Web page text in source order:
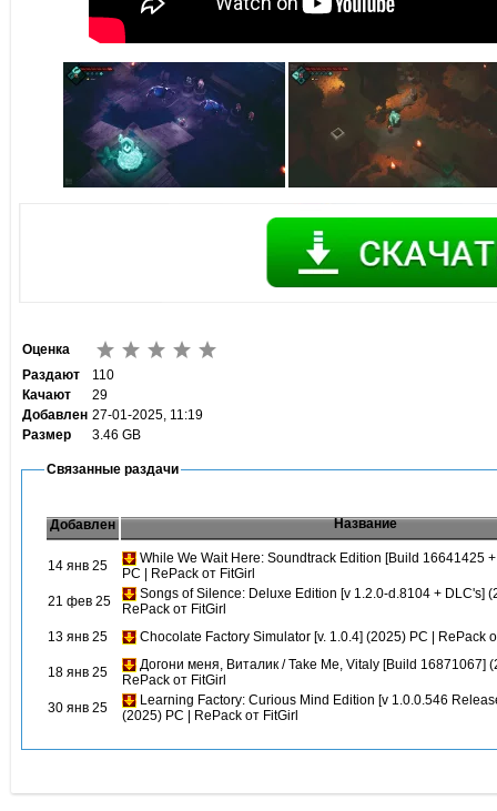
Оценка
Раздают
110
Качают
29
Добавлен 27-01-2025, 11:19
Размер
3.46 GB
Связанные раздачи
Добавлен Название
14 янв 25
While We Wait Here: Soundtrack Edition [Build 16641425
PC | RePack от FitGirl
21 фев 25
Songs of Silence: Deluxe Edition [v 1.2.0-d.8104 + DLC's]
RePack от FitGirl
13 янв 25
Chocolate Factory Simulator [v. 1.0.4] (2025) PC | RePack
18 янв 25
Догони меня, Виталик / Take Me, Vitaly [Build 16871067]
RePack от FitGirl
30 янв 25
Learning Factory: Curious Mind Edition [v 1.0.0.546
(2025) PC | RePack от FitGirl